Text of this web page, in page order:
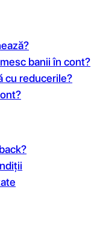
banii în cont?
cu reducerile?